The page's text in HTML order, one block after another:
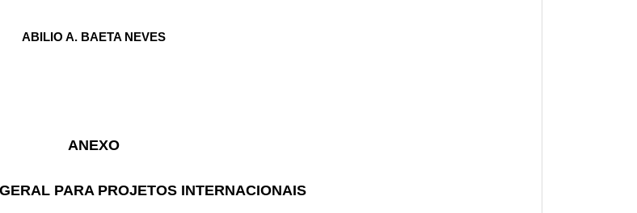
ABILIO A. BAETA NEVES
ANEXO
PARA PROJETOS INTERNACIONAIS